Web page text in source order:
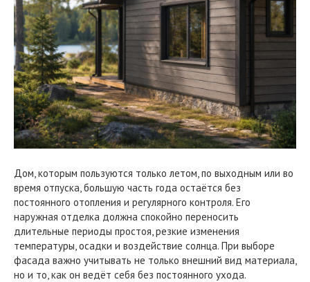
Дом, которым пользуются только летом, по выходным или во
время отпуска, большую часть года остаётся без
постоянного отопления и регулярного контроля. Его
наружная отделка должна спокойно переносить
длительные периоды простоя, резкие изменения
температуры, осадки и воздействие солнца. При выборе
фасада важно учитывать не только внешний вид материала,
но и то, как он ведёт себя без постоянного ухода.